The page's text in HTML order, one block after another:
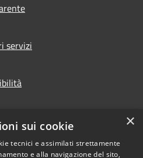
servizi
×
sui cookie
tecnici e assimilati strettamente
e alla navigazione del sito,